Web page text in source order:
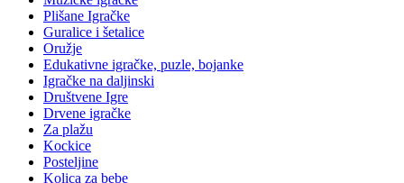
Plišane Igračke
Guralice i šetalice
Oružje
Edukativne igračke, puzle, bojanke
Igračke na daljinski
Društvene Igre
Drvene igračke
Za plažu
Kockice
Posteljine
Kolica za bebe